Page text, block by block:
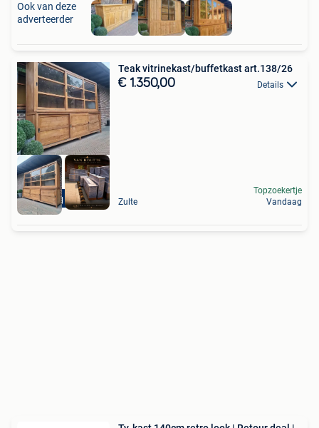
Ook van deze
adverteerder
Levering mogelijk
Teak vitrinekast/buffetkast art.138/26
€ 1.350,00 Details
Zulte
Topzoekertje
Vandaag